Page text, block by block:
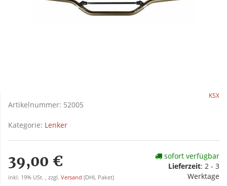
KSX
Artikelnummer: 52005
Kategorie: Lenker
39,00 €
inkl. 19% USt. , zzgl. Versand (DHL Paket)
sofort verfügbar
Lieferzeit: 2 - 3
Werktage